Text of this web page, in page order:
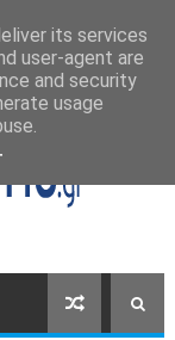
its services
user-agent are
and security
usage